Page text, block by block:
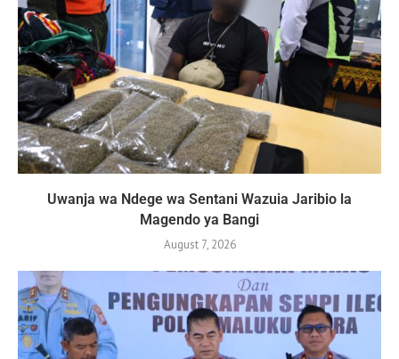
Uwanja wa Ndege wa Sentani Wazuia Jaribio la
Magendo ya Bangi
August 7, 2026